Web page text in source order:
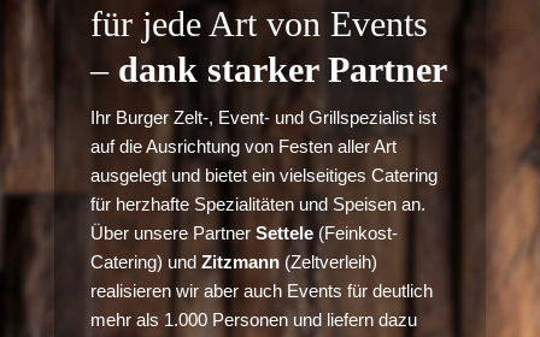
für jede Art von Events
– dank starker Partner
Ihr Burger Zelt-, Event- und Grillspezialist ist
auf die Ausrichtung von Festen aller Art
ausgelegt und bietet ein vielseitiges Catering
für herzhafte Spezialitäten und Speisen an.
Über unsere PartnerSettele (Feinkost-
Catering) und Zitzmann(Zeltverleih)
realisieren wir aber auch Events für deutlich
mehr als 1.000 Personen und liefern dazu